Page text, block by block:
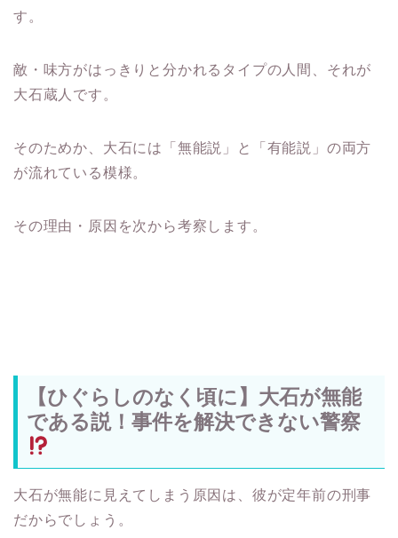
す。
敵・味方がはっきりと分かれるタイプの人間、それが
大石蔵人です。
そのためか、大石には「無能説」と「有能説」の両方
が流れている模様。
その理由・原因を次から考察します。
【ひぐらしのなく頃に】大石が無能
である説！事件を解決できない警察
大石が無能に見えてしまう原因は、彼が定年前の刑事
だからでしょう。